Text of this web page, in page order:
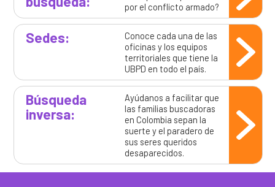
por el conflicto armado?
Sedes:
Conoce cada una de las
oficinas y los equipos
territoriales que tiene la
UBPD en todo el país.
Búsqueda
inversa:
Ayúdanos a facilitar que
las familias buscadoras
en Colombia sepan la
suerte y el paradero de
sus seres queridos
desaparecidos.